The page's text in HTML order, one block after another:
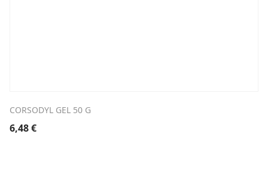
CORSODYL GEL 50 G
6,48€